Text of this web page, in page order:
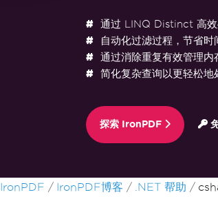
通过 LINQ Distinct 高
自动化过滤过程，节省时
通过消除重复有效管理内
简化复杂查询以更轻松
探索 IronPDF
跳至页脚内容
IronPDF IronPDF博客 .NET 帮助